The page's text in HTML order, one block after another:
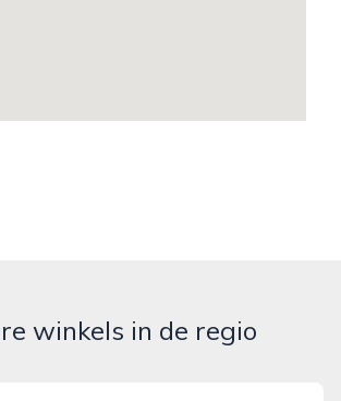
winkels in de regio